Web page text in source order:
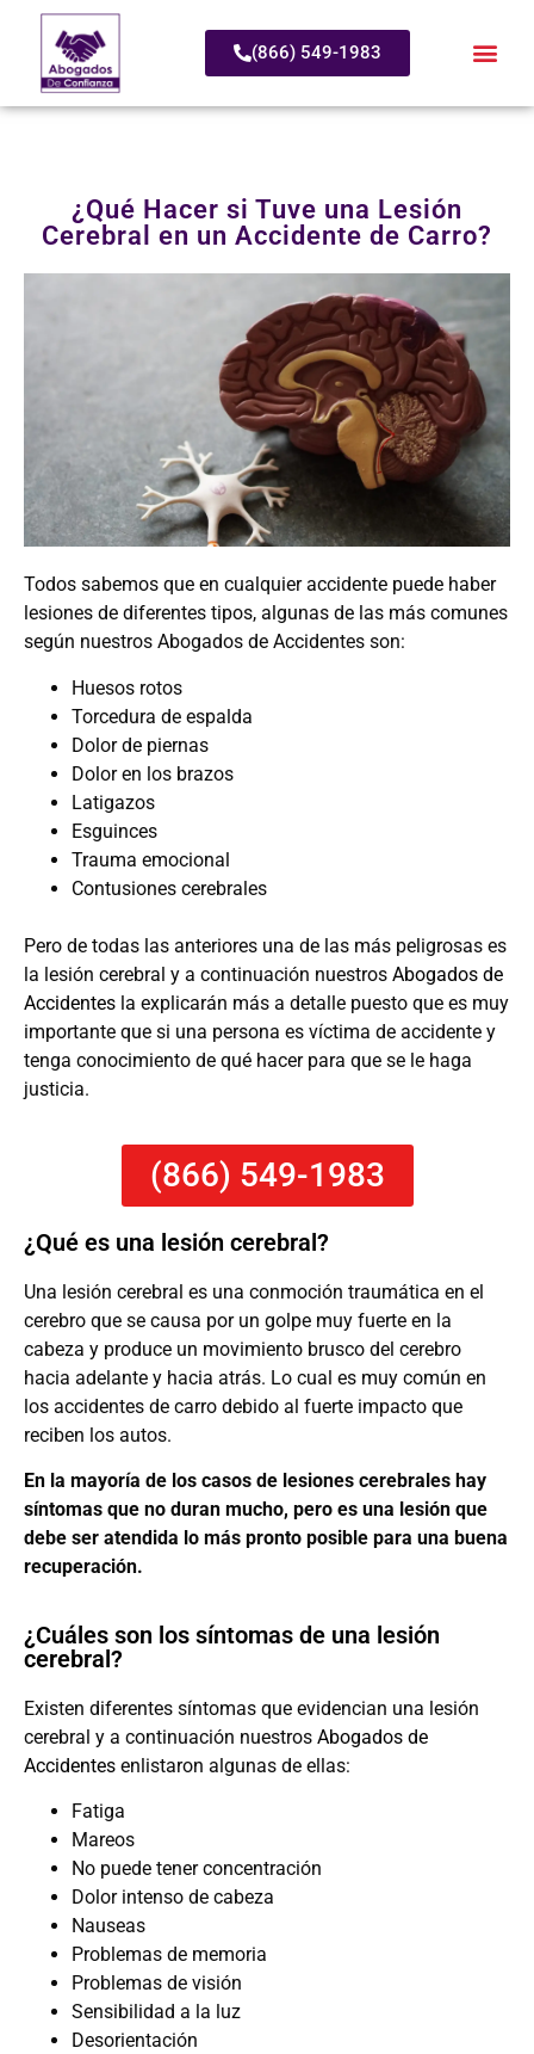
(866) 549-1983
¿Qué Hacer si Tuve una Lesión
Cerebral en un Accidente de Carro?
Todos sabemos que en cualquier accidente puede haber
lesiones de diferentes tipos, algunas de las más comunes
según nuestros Abogados de Accidentes son:
Huesos rotos
Torcedura de espalda
Dolor de piernas
Dolor en los brazos
Latigazos
Esguinces
Trauma emocional
Contusiones cerebrales
Pero de todas las anteriores una de las más peligrosas es
la lesión cerebral y a continuación nuestros Abogados de
Accidentes la explicarán más a detalle puesto que es muy
importante que si una persona es víctima de accidente y
tenga conocimiento de qué hacer para que se le haga
justicia.
(866) 549-1983
¿Qué es una lesión cerebral?
Una lesión cerebral es una conmoción traumática en el
cerebro que se causa por un golpe muy fuerte en la
cabeza y produce un movimiento brusco del cerebro
hacia adelante y hacia atrás. Lo cual es muy común en
los accidentes de carro debido al fuerte impacto que
reciben los autos.
En la mayoría de los casos de lesiones cerebrales hay
síntomas que no duran mucho, pero es una lesión que
debe ser atendida lo más pronto posible para una buena
recuperación.
¿Cuáles son los síntomas de una lesión
cerebral?
Existen diferentes síntomas que evidencian una lesión
cerebral y a continuación nuestros Abogados de
Accidentes enlistaron algunas de ellas:
Fatiga
Mareos
No puede tener concentración
Dolor intenso de cabeza
Nauseas
Problemas de memoria
Problemas de visión
Sensibilidad a la luz
Desorientación